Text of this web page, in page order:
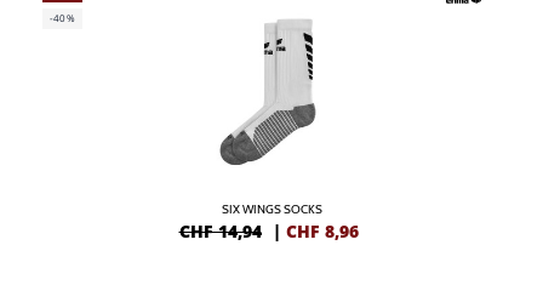
-40%
SIX WINGS SOCKS
CHF 14,94 | CHF 8,96